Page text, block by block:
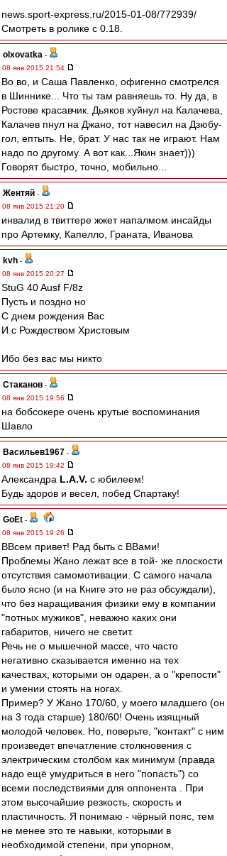
news.sport-express.ru/2015-01-08/772939/
Смотреть в ролике с 0.18.
olxovatka -
08 янв 2015 21:54
Во во, и Саша Павленко, офигенно смотрелся
в Шиннике... Что ты там равняешь то. Ну да, в
Ростове красавчик. Дьяков хуйнул на Калачева,
Калачев пнул на Джано, тот навесил на Дзюбу-
гол, ептыть. Не, брат. У нас так не играют. Нам
надо по другому. А вот как...Якин знает)))
Говорят быстро, точно, мобильно...
Жентяй -
08 янв 2015 21:20
инвалид в твиттере жжет напалмом инсайды
про Артемку, Капелло, Граната, Иванова
kvh -
08 янв 2015 20:27
StuG 40 Ausf F/8z
Пусть и поздно но
С днем рождения Вас
И с Рождеством Христовым
Ибо без вас мы никто
Cтаканов -
08 янв 2015 19:56
на бобсокере очень крутые воспоминания
Шавло
Васильев1967 -
08 янв 2015 19:42
Александра L.А.V. с юбилеем!
Будь здоров и весел, побед Спартаку!
GoEt -
08 янв 2015 19:26
ВВсем привет! Рад быть с ВВами!
Проблемы Жано лежат все в той- же плоскости
отсутствия самомотивации. С самого начала
было ясно (и на Книге это не раз обсуждали),
что без наращивания физики ему в компании
"потных мужиков", неважно каких они
габаритов, ничего не светит.
Речь не о мышечной массе, что часто
негативно сказывается именно на тех
качествах, которыми он одарен, а о "крепости"
и умении стоять на ногах.
Пример? У Жано 170/60, у моего младшего (он
на 3 года старше) 180/60! Очень изящный
молодой человек. Но, поверьте, "контакт" с ним
произведет впечатление столкновения с
электрическим столбом как минимум (правда
надо ещё умудриться в него "попасть") со
всеми последствиями для оппонента . При
этом высочайшие резкость, скорость и
пластичность. Я понимаю - чёрный пояс, тем
не менее это те навыки, которыми в
необходимой степени, при упорном,